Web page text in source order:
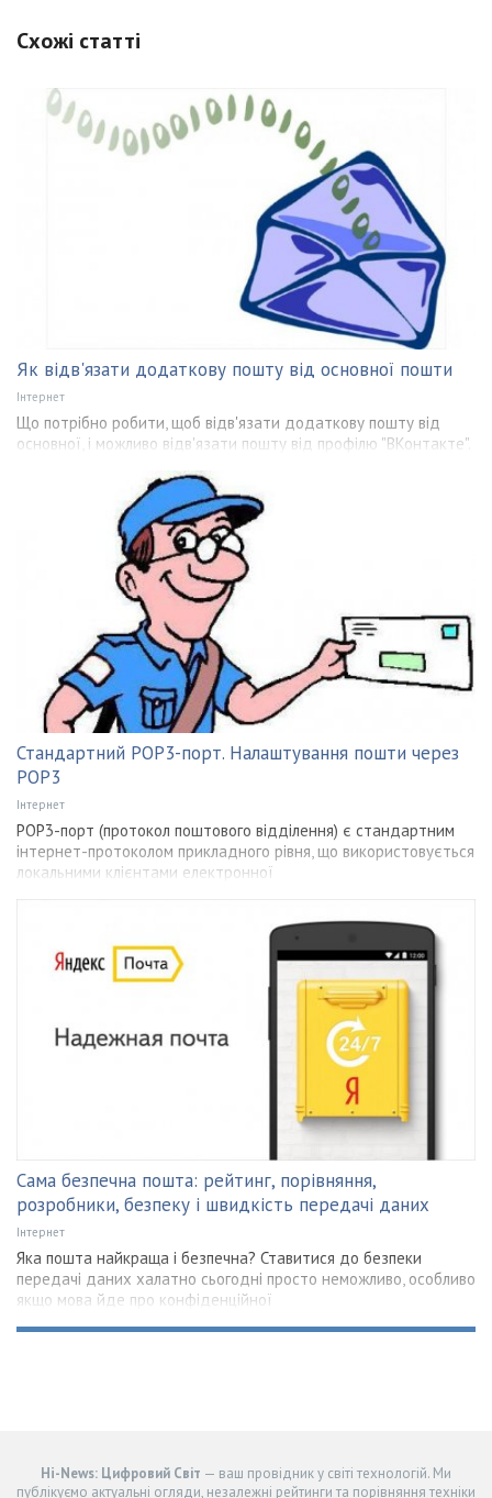
Схожі статті
Як відв'язати додаткову пошту від основної пошти
Інтернет
Що потрібно робити, щоб відв'язати додаткову пошту від
основної, і можливо відв'язати пошту від профілю "ВКонтакте".
Стандартний POP3-порт. Налаштування пошти через
POP3
Інтернет
POP3-порт (протокол поштового відділення) є стандартним
інтернет-протоколом прикладного рівня, що використовується
локальними клієнтами електронної
Сама безпечна пошта: рейтинг, порівняння,
розробники, безпеку і швидкість передачі даних
Інтернет
Яка пошта найкраща і безпечна? Ставитися до безпеки
передачі даних халатно сьогодні просто неможливо, особливо
якщо мова йде про конфіденційної
Hi-News: Цифровий Світ — ваш провідник у світі технологій. Ми
публікуємо актуальні огляди, незалежні рейтинги та порівняння техніки